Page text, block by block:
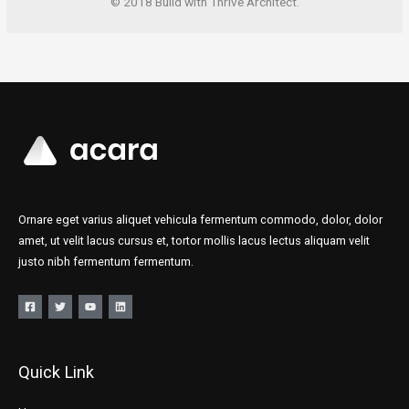
Ornare eget varius aliquet vehicula fermentum commodo, dolor, dolor
amet, ut velit lacus cursus et, tortor mollis lacus lectus aliquam velit
justo nibh fermentum fermentum.
Quick Link